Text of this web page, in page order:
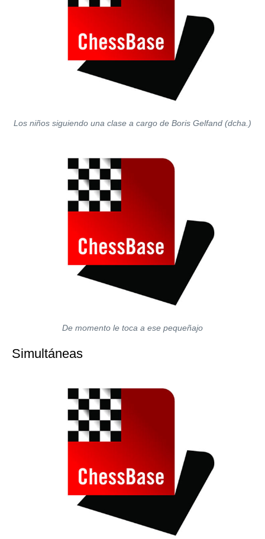
Los niños siguiendo una clase a cargo de Boris Gelfand (dcha.)
De momento le toca a ese pequeñajo
Simultáneas